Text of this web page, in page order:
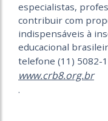
especialistas,
contribuir com
indispensáveis à
educacional
telefone (11) 5082-
www.crb8.org.br
.